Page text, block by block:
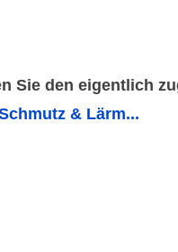
Sie den eigentlich
& Lärm...